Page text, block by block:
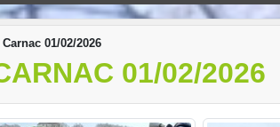
01/02/2026
01/02/2026